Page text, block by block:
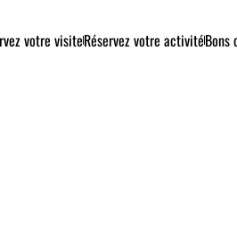
votre visiteRéservez votre activitéBons